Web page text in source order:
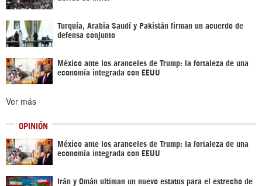
Turquía, Arabia Saudí y Pakistán firman un acuerdo de
defensa conjunto
México ante los aranceles de Trump: la fortaleza de una
economía integrada con EEUU
Ver más
OPINIÓN
México ante los aranceles de Trump: la fortaleza de una
economía integrada con EEUU
Irán y Omán ultiman un nuevo estatus para el estrecho de